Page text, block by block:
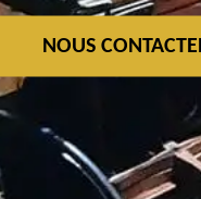
NOUS